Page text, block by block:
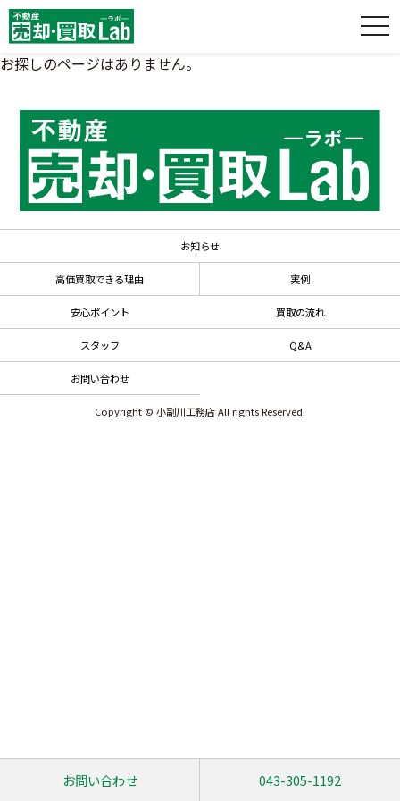
お探しのページはありません。
お知らせ
高価買取できる理由 実例
安心ポイント 買取の流れ
スタッフ Q&A
お問い合わせ
Copyright © 小副川工務店 All rights Reserved.
お問い合わせ 043-305-1192